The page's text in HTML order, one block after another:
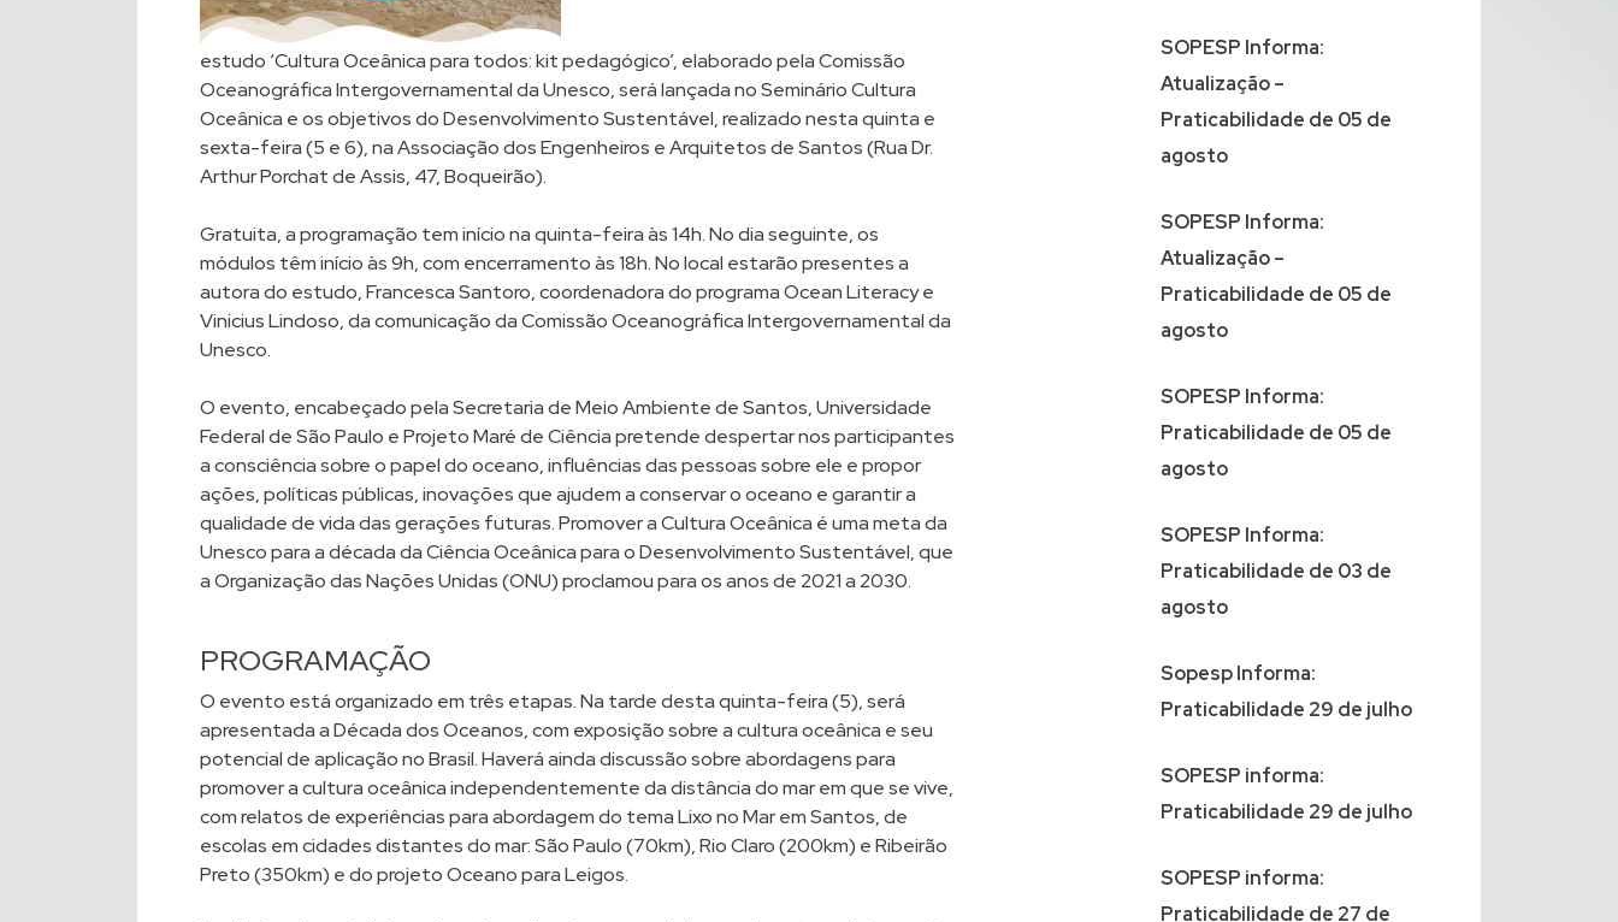
estudo ‘Cultura Oceânica para todos: kit pedagógico’, elaborado pela Comissão
Oceanográfica Intergovernamental da Unesco, será lançada no Seminário Cultura
Oceânica e os objetivos do Desenvolvimento Sustentável, realizado nesta quinta e
sexta-feira (5 e 6), na Associação dos Engenheiros e Arquitetos de Santos (Rua Dr.
Arthur Porchat de Assis, 47, Boqueirão).
Gratuita, a programação tem início na quinta-feira às 14h. No dia seguinte, os
módulos têm início às 9h, com encerramento às 18h. No local estarão presentes a
autora do estudo, Francesca Santoro, coordenadora do programa Ocean Literacy e
Vinicius Lindoso, da comunicação da Comissão Oceanográfica Intergovernamental da
Unesco.
O evento, encabeçado pela Secretaria de Meio Ambiente de Santos, Universidade
Federal de São Paulo e Projeto Maré de Ciência pretende despertar nos participantes
a consciência sobre o papel do oceano, influências das pessoas sobre ele e propor
ações, políticas públicas, inovações que ajudem a conservar o oceano e garantir a
qualidade de vida das gerações futuras. Promover a Cultura Oceânica é uma meta da
Unesco para a década da Ciência Oceânica para o Desenvolvimento Sustentável, que
a Organização das Nações Unidas (ONU) proclamou para os anos de 2021 a 2030.
PROGRAMAÇÃO
O evento está organizado em três etapas. Na tarde desta quinta-feira (5), será
apresentada a Década dos Oceanos, com exposição sobre a cultura oceânica e seu
potencial de aplicação no Brasil. Haverá ainda discussão sobre abordagens para
promover a cultura oceânica independentemente da distância do mar em que se vive,
com relatos de experiências para abordagem do tema Lixo no Mar em Santos, de
escolas em cidades distantes do mar: São Paulo (70km), Rio Claro (200km) e Ribeirão
Preto (350km) e do projeto Oceano para Leigos.
SOPESP Informa:
Atualização –
Praticabilidade de 05 de
agosto
SOPESP Informa:
Atualização –
Praticabilidade de 05 de
agosto
SOPESP Informa:
Praticabilidade de 05 de
agosto
SOPESP Informa:
Praticabilidade de 03 de
agosto
Sopesp Informa:
Praticabilidade 29 de julho
SOPESP informa:
Praticabilidade 29 de julho
SOPESP informa:
Praticabilidade de 27 de